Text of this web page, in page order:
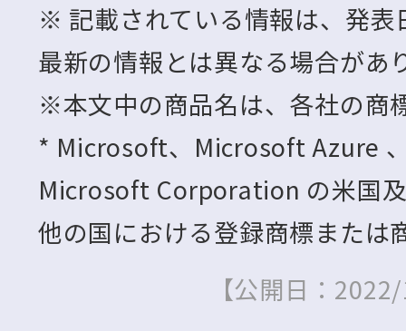
※ 記載されている情報は、発表
最新の情報とは異なる場合があ
※本文中の商品名は、各社の商
* Microsoft、Microsoft Azure
Microsoft Corporation の米国
他の国における登録商標または
【公開日：